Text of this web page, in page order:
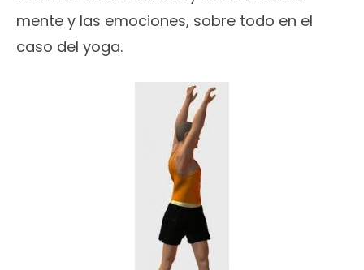
mente y las emociones, sobre todo en el
caso del yoga.